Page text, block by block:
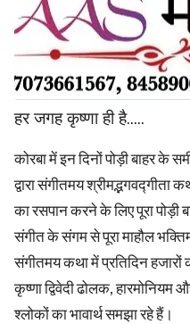
हर जगह कृष्णा ही है.....
कोरबा में इन दिनों पोड़ी बाहर के
द्वारा संगीतमय
का रसपान करने के लिए पूरा पोड़ी
संगीत के संगम से पूरा माहौल
संगीतमय कथा में प्रतिदिन
कृष्णा द्विवेदी ढोलक,
श्लोकों का भावार्थ समझा रहे हैं।